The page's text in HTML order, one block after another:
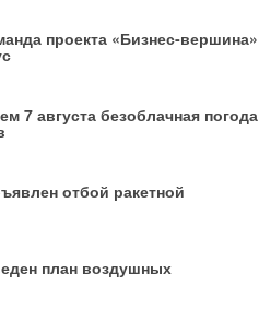
проекта «Бизнес‑вершина»
7 августа безоблачная погода
отбой ракетной
план воздушных